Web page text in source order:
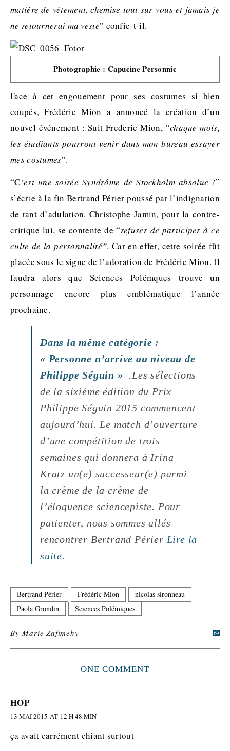
matière de vêtement, chemise tout sur vous et jamais je
ne retournerai ma veste” confie-t-il.
Photographie : Capucine Personnic
Face à cet engouement pour ses costumes si bien
coupés, Frédéric Mion a annoncé la création d’un
nouvel événement : Suit Frederic Mion, “chaque mois,
les étudiants pourront venir dans mon bureau essayer
mes costumes”.
“C’est une soirée Syndrôme de Stockholm absolue !”
s’écrie à la fin Bertrand Périer poussé par l’indignation
de tant d’adulation. Christophe Jamin, pour la contre-
critique lui, se contente de “refuser de participer à ce
culte de la personnalité”. Car en effet, cette soirée fût
placée sous le signe de l’adoration de Frédéric Mion. Il
faudra alors que Sciences Polémques trouve un
personnage encore plus emblématique l’année
prochaine.
Dans la même catégorie :
« Personne n’arrive au niveau de
Philippe Séguin »
.Les sélections
de la sixième édition du Prix
Philippe Séguin 2015 commencent
aujourd’hui. Le match d’ouverture
d’une compétition de trois
semaines qui donnera à Irina
Kratz un(e) successeur(e) parmi
la crème de la crème de
l’éloquence sciencepiste. Pour
patienter, nous sommes allés
rencontrer Bertrand Périer Lire la
suite.
Bertrand Périer Frédéric Mion
nicolas sironneau
Paola Grondin
Sciences Polémiques
By Marie Zafimehy
ONE COMMENT
HOP
13 MAI 2015 AT 12 H 48 MIN
ça avait carrément chiant surtout